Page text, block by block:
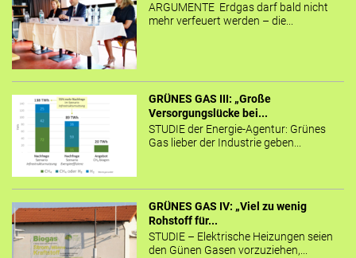
ARGUMENTE Erdgas darf bald nicht
mehr verfeuert werden – die...
GRÜNES GAS III: „Große
Versorgungslücke bei...
STUDIE der Energie-Agentur: Grünes
Gas lieber der Industrie geben...
GRÜNES GAS IV: „Viel zu wenig
Rohstoff für...
STUDIE – Elektrische Heizungen seien
den Günen Gasen vorzuziehen,...